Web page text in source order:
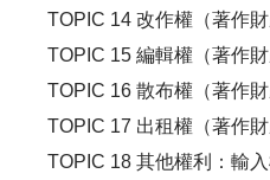
TOPIC 14 改作權（著作
TOPIC 15 編輯權（著作
TOPIC 16 散布權（著作
TOPIC 17 出租權（著作
TOPIC 18 其他權利：輸